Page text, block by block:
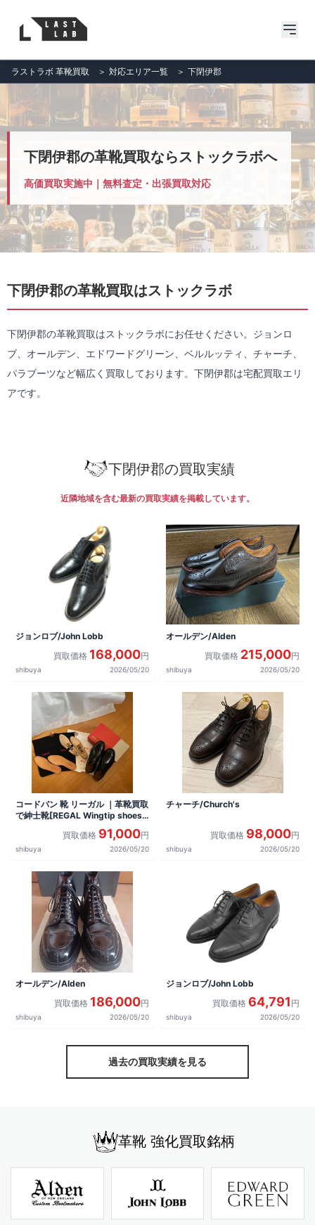
ラストラボ 革靴買取 ＞ 対応エリア一覧 ＞ 下閉伊郡
下閉伊郡の革靴買取ならストックラボへ
高価買取実施中｜無料査定・出張買取対応
下閉伊郡の革靴買取はストックラボ
下閉伊郡の革靴買取はストックラボにお任せください。ジョンロ
ブ、オールデン、エドワードグリーン、ベルルッティ、チャーチ、
パラブーツなど幅広く買取しております。下閉伊郡は宅配買取エリ
アです。
下閉伊郡の買取実績
近隣地域を含む最新の買取実績を掲載しています。
ジョンロブ/John Lobb
買取価格 168,000円
shibuya 2026/05/20
オールデン/Alden
買取価格 215,000円
shibuya 2026/05/20
コードバン 靴 リーガル ｜革靴買取
で紳士靴[REGAL Wingtip shoes]
買取価格 91,000円
shibuya 2026/05/20
チャーチ/Church's
買取価格 98,000円
shibuya 2026/05/20
オールデン/Alden
買取価格 186,000円
shibuya 2026/05/20
ジョンロブ/John Lobb
買取価格 64,791 円
shibuya 2026/05/20
過去の買取実績を見る
革靴 強化買取銘柄